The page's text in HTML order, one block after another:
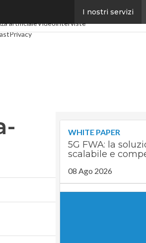
I nostri servizi
SpacEconomyPA Digitale
artificialeVideointerviste
Privacy
WHITE PAPER
5G FWA: la
scalabile e
08 Ago 2026